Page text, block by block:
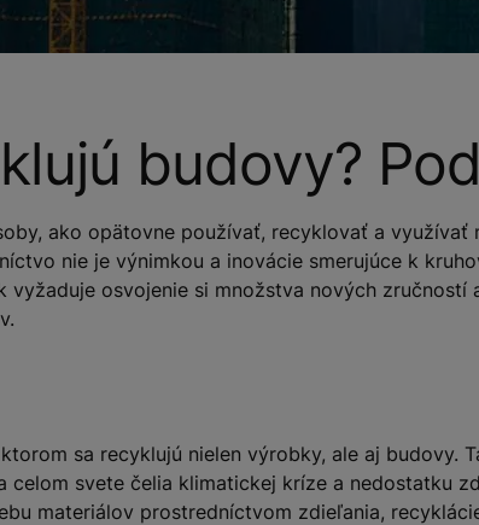
budovy?
ako opätovne používať, recyklovať a využívať
nie je výnimkou a inovácie smerujúce k
vyžaduje osvojenie si množstva nových zručností
sa recyklujú nielen výrobky, ale aj budovy.
celom svete čelia klimatickej kríze a nedostatku
materiálov prostredníctvom zdieľania,